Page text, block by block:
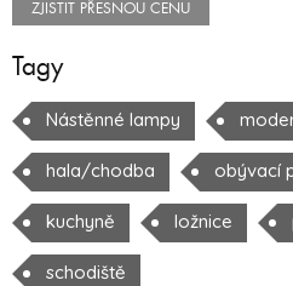
ZJISTIT PŘESNOU CENU
Tagy
Nástěnné lampy
hala/chodba obývací
kuchyně ložnice
schodiště